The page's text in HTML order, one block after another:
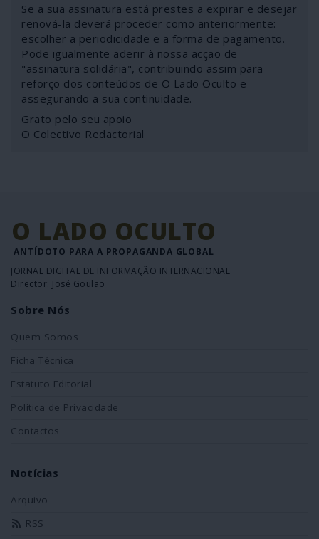
Se a sua assinatura está prestes a expirar e desejar
renová-la deverá proceder como anteriormente:
escolher a periodicidade e a forma de pagamento.
Pode igualmente aderir à nossa acção de
"assinatura solidária", contribuindo assim para
reforço dos conteúdos de O Lado Oculto e
assegurando a sua continuidade.
Grato pelo seu apoio
O Colectivo Redactorial
O LADO OCULTO
ANTÍDOTO PARA A PROPAGANDA GLOBAL
JORNAL DIGITAL DE INFORMAÇÃO INTERNACIONAL
Director: José Goulão
Sobre Nós
Quem Somos
Ficha Técnica
Estatuto Editorial
Política de Privacidade
Contactos
Notícias
Arquivo
RSS